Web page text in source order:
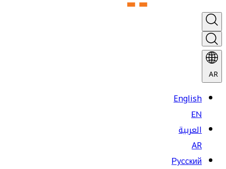
AR
English
EN
العربية
AR
Русский